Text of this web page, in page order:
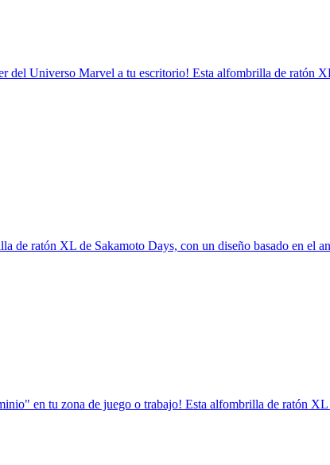
del Universo Marvel a tu escritorio! Esta alfombrilla de ratón
de ratón XL de Sakamoto Days, con un diseño basado en el
en tu zona de juego o trabajo! Esta alfombrilla de ratón